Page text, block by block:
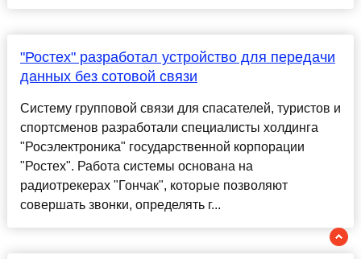
"Ростех" разработал устройство для передачи
данных без сотовой связи
Систему групповой связи для спасателей, туристов и
спортсменов разработали специалисты холдинга
"Росэлектроника" государственной корпорации
"Ростех". Работа системы основана на
радиотрекерах "Гончак", которые позволяют
совершать звонки, определять г...